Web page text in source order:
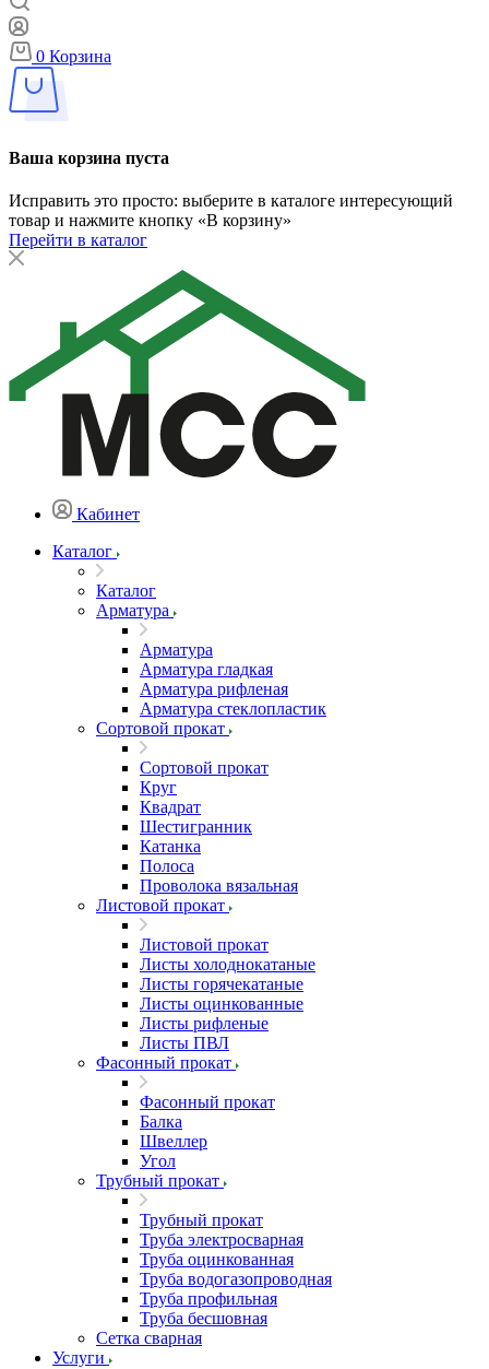
0 Корзина
Ваша корзина пуста
Исправить это просто: выберите в каталоге интересующий
товар и нажмите кнопку «В корзину»
Перейти в каталог
Кабинет
Каталог
Каталог
Арматура
Арматура
Арматура гладкая
Арматура рифленая
Арматура стеклопластик
Сортовой прокат
Сортовой прокат
Круг
Квадрат
Шестигранник
Катанка
Полоса
Проволока вязальная
Листовой прокат
Листовой прокат
Листы холоднокатаные
Листы горячекатаные
Листы оцинкованные
Листы рифленые
Листы ПВЛ
Фасонный прокат
Фасонный прокат
Балка
Швеллер
Угол
Трубный прокат
Трубный прокат
Труба электросварная
Труба оцинкованная
Труба водогазопроводная
Труба профильная
Труба бесшовная
Сетка сварная
Услуги